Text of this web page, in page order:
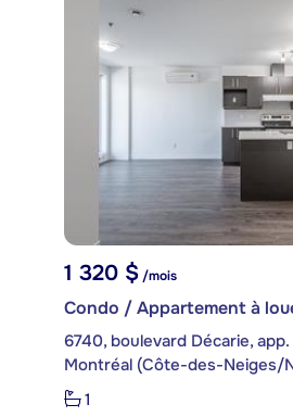
1 320 $ /mois
Condo / Appartement à
6740, boulevard Décarie, app.
1